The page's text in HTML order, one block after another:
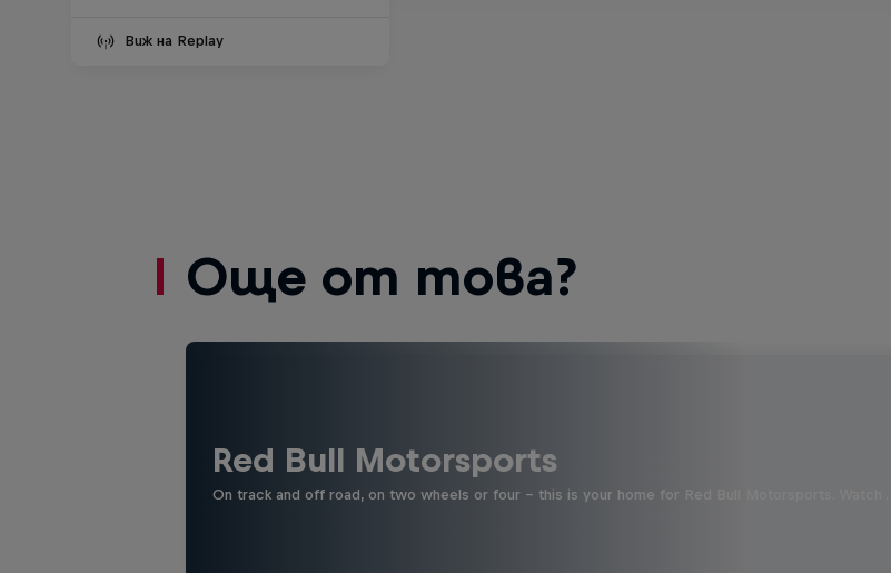
Виж на Replay
Още от това?
Red Bull Motorsports
On track and off road, on two wheels or four - this is your home for Red Bull Motorsports. Watch …